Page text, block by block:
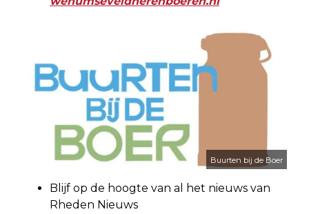
Buurten bij de Boer
Blijf op de hoogte van al het nieuws van
Rheden Nieuws